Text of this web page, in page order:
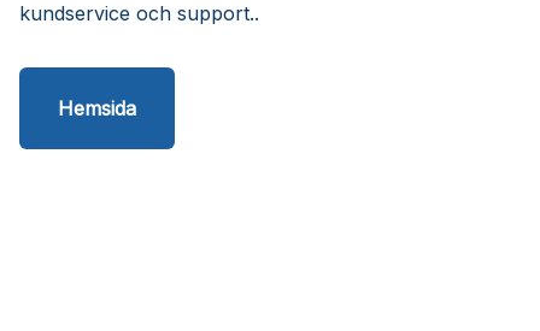
kundservice och support..
Hemsida